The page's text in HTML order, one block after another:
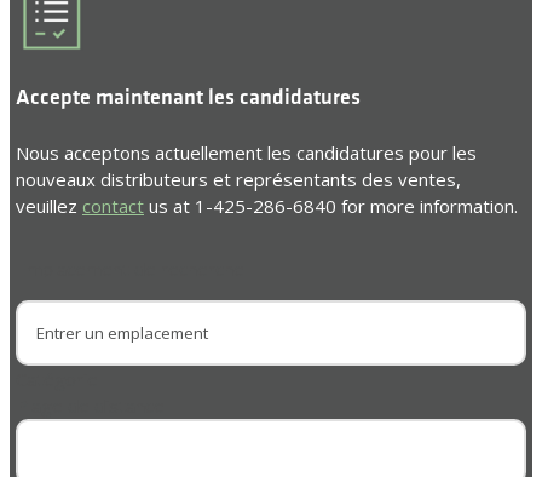
Accepte maintenant les candidatures
Nous acceptons actuellement les candidatures pour les
nouveaux distributeurs et représentants des ventes,
veuillez contact us at 1-425-286-6840 for more information.